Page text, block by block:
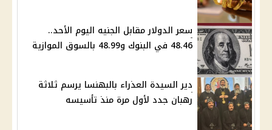
سعر الدولار مقابل الجنيه اليوم الأحد..
48.46 في البنوك و48.99 بالسوق الموازية
دير السيدة العذراء بالبهنسا يرسم ثلاثة
رهبان جدد لأول مرة منذ تأسيسه